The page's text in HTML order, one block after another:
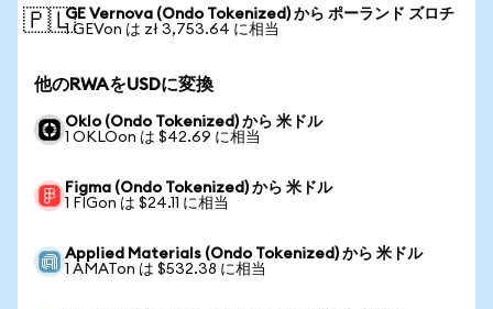
🇵🇱GE Vernova (Ondo Tokenized) から ポーランド ズロチ
1 GEVon は zł 3,753.64 に相当
他のRWAをUSDに変換
Oklo (Ondo Tokenized) から 米ドル
1 OKLOon は $42.69 に相当
Figma (Ondo Tokenized) から 米ドル
1 FIGon は $24.11 に相当
Applied Materials (Ondo Tokenized) から 米ドル
1 AMATon は $532.38 に相当